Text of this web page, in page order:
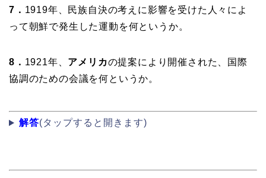
7． 1919年、民族自決の考えに影響を受けた人々によ
って朝鮮で発生した運動を何というか。
8． 1921年、 アメリカの提案により開催された、国際
協調のための会議を何というか。
解答(タップすると開きます)